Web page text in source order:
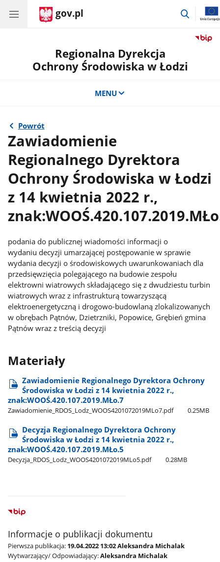
gov.pl
przejdź
Regionalna Dyrekcja
Ochrony Środowiska w Łodzi
MENU
Powrót
Zawiadomienie
Regionalnego Dyrektora
Ochrony Środowiska w Łodzi
z 14 kwietnia 2022 r.,
podania do publicznej wiadomości informacji o
wydaniu decyzji umarzającej postępowanie w sprawie
wydania decyzji o środowiskowych uwarunkowaniach dla
przedsięwzięcia polegającego na budowie zespołu
elektrowni wiatrowych składającego się z dwudziestu turbin
wiatrowych wraz z infrastrukturą towarzyszącą
elektroenergetyczną i drogowo-budowlaną zlokalizowanych
w obrębach Pątnów, Dzietrzniki, Popowice, Grębień gmina
Pątnów wraz z treścią decyzji
Materiały
Zawiadomienie Regionalnego Dyrektora Ochrony
Środowiska w Łodzi z 14 kwietnia 2022 r.,
znak:WOOŚ.420.107.2019.MŁo.7
Zawiadomienie​_RDOS​_Lodz​_WOOS4201072019MLo7.pdf 0.25MB
Decyzja Regionalnego Dyrektora Ochrony
Środowiska w Łodzi z 14 kwietnia 2022 r.,
znak:WOOŚ.420.107.2019.MŁo.5
Decyzja​_RDOS​_Lodz​_WOOS4201072019MLo5.pdf 0.28MB
Informacje o publikacji dokumentu
Pierwsza publikacja: 19.04.2022 13:02 Aleksandra Michalak
Wytwarzający/ Odpowiadający:Aleksandra Michalak